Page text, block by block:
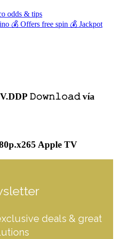
odds & tips
💰 Offers free spin 💰 Jackpot
𝙳𝚘𝚠𝚗𝚕𝚘𝚊𝚍 vía
Apple TV
deals & great